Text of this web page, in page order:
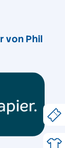
von Phil